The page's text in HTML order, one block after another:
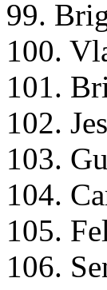
99.
100.
101.
102.
103.
104.
105.
106.